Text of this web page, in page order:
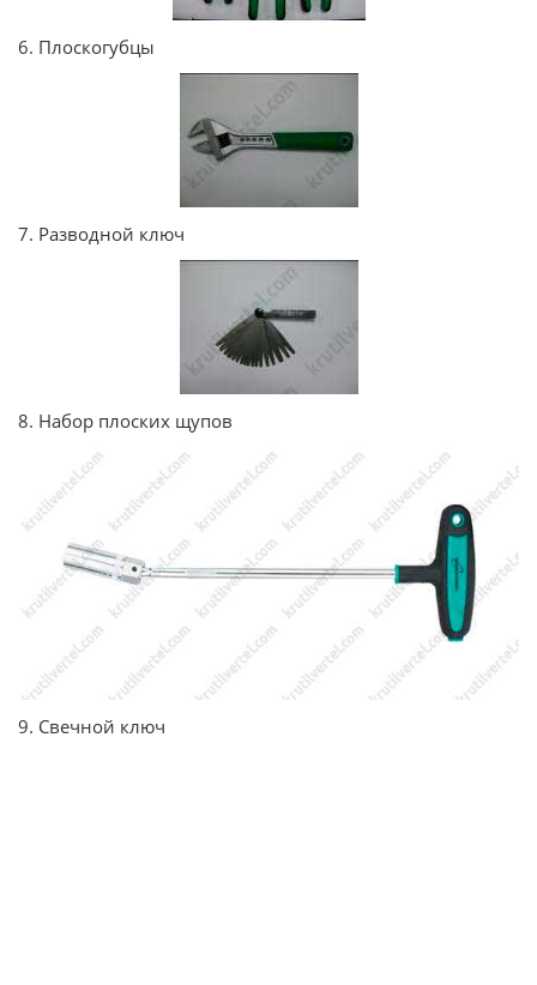
6. Плоскогубцы
7. Разводной ключ
8. Набор плоских щупов
9. Свечной ключ